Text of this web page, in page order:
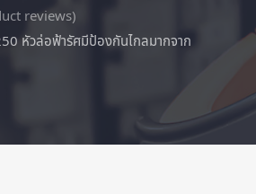
reviews)
หัวล่อฟ้ารัศมีป้องกันไกลมากจาก